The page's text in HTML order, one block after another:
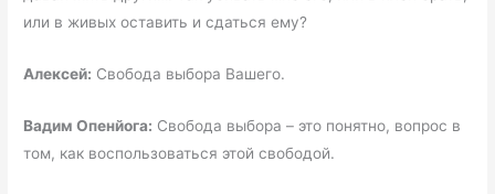
или в живых оставить и сдаться ему?
Алексей: Свобода выбора Вашего.
Вадим Опенйога: Свобода выбора – это понятно, вопрос в
том, как воспользоваться этой свободой.